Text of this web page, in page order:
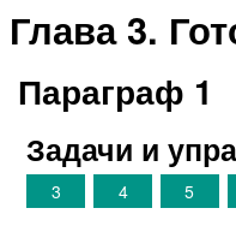
Глава 3.
Параграф 1
Задачи и
3
4 5